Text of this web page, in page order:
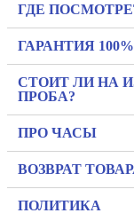
ГДЕ
ГАРАНТИЯ 100%
СТОИТ ЛИ НА
ПРОБА?
ПРО ЧАСЫ
ВОЗВРАТ
ПОЛИТИКА